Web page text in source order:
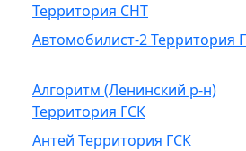
Территория СНТ
Автомобилист-2 Территория
Алгоритм (Ленинский р-н)
Территория ГСК
Антей Территория ГСК